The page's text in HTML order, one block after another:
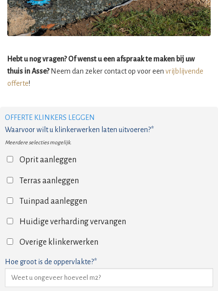
Hebt u nog vragen? Of wenst u een afspraak te maken bij uw
thuis in Asse?Neem dan zeker contact op voor een vrijblijvende
offerte!
OFFERTE KLINKERS LEGGEN
Waarvoor wilt u klinkerwerken laten uitvoeren?*
Meerdere selecties mogelijk.
Oprit aanleggen
Terras aanleggen
Tuinpad aanleggen
Huidige verharding vervangen
Overige klinkerwerken
Hoe groot is de oppervlakte?*